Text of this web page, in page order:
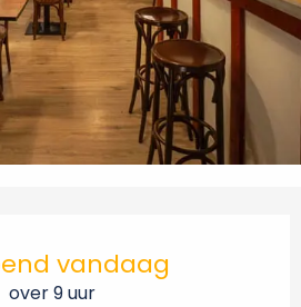
vandaag
over 9 uur